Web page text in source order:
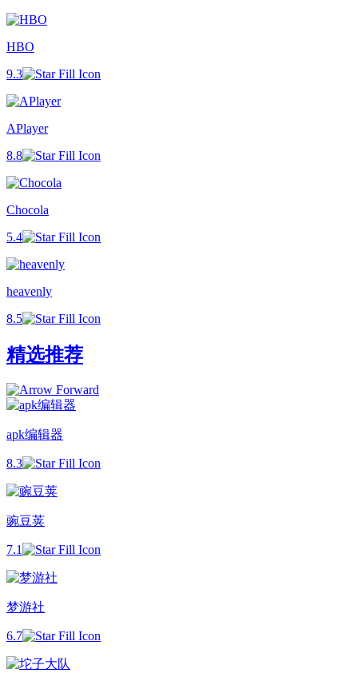
HBO
9.3
APlayer
8.8
Chocola
5.4
heavenly
8.5
精选推荐
apk编辑器
8.3
豌豆荚
7.1
梦游社
6.7